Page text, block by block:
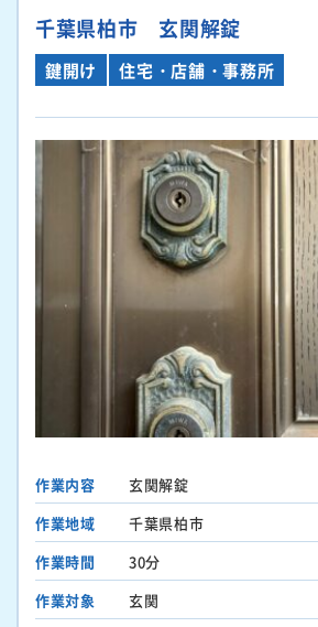
千葉県柏市 玄関解錠
鍵開け 住宅・店舗・事務所
作業内容
玄関解錠
作業地域
千葉県柏市
作業時間
30分
作業対象
玄関